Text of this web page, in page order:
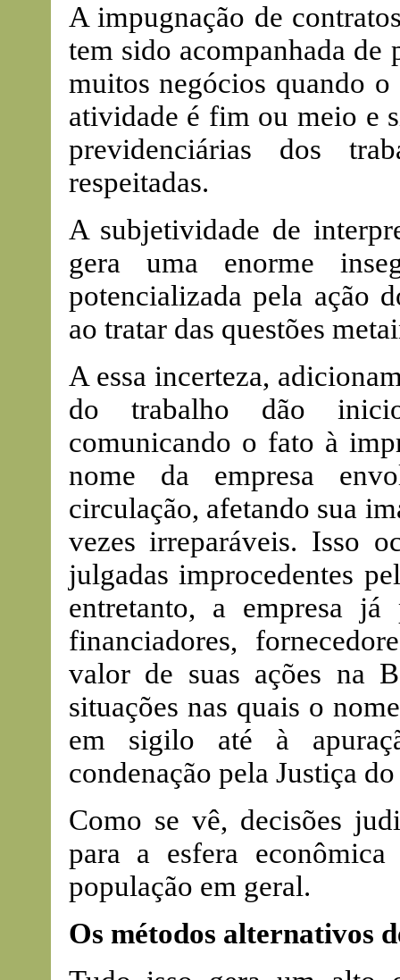
A impugnação de
tem sido acompanhada de
muitos negócios quando o
atividade é fim ou meio e
previdenciárias dos
respeitadas.
A subjetividade de
gera uma enorme
potencializada pela ação
ao tratar das questões
A essa incerteza,
do trabalho dão
comunicando o fato à
nome da empresa
circulação, afetando sua
vezes irreparáveis. Isso
julgadas improcedentes
entretanto, a empresa
financiadores,
valor de suas ações na
situações nas quais o
em sigilo até à
condenação pela Justiça
Como se vê, decisões
para a esfera
população em geral.
Os métodos alternativos